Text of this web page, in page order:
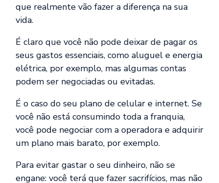
que realmente vão fazer a diferença na sua
vida.
É claro que você não pode deixar de pagar os
seus gastos essenciais, como aluguel e energia
elétrica, por exemplo, mas algumas contas
podem ser negociadas ou evitadas.
É o caso do seu plano de celular e internet. Se
você não está consumindo toda a franquia,
você pode negociar com a operadora e adquirir
um plano mais barato, por exemplo.
Para evitar gastar o seu dinheiro, não se
engane: você terá que fazer sacrifícios, mas não